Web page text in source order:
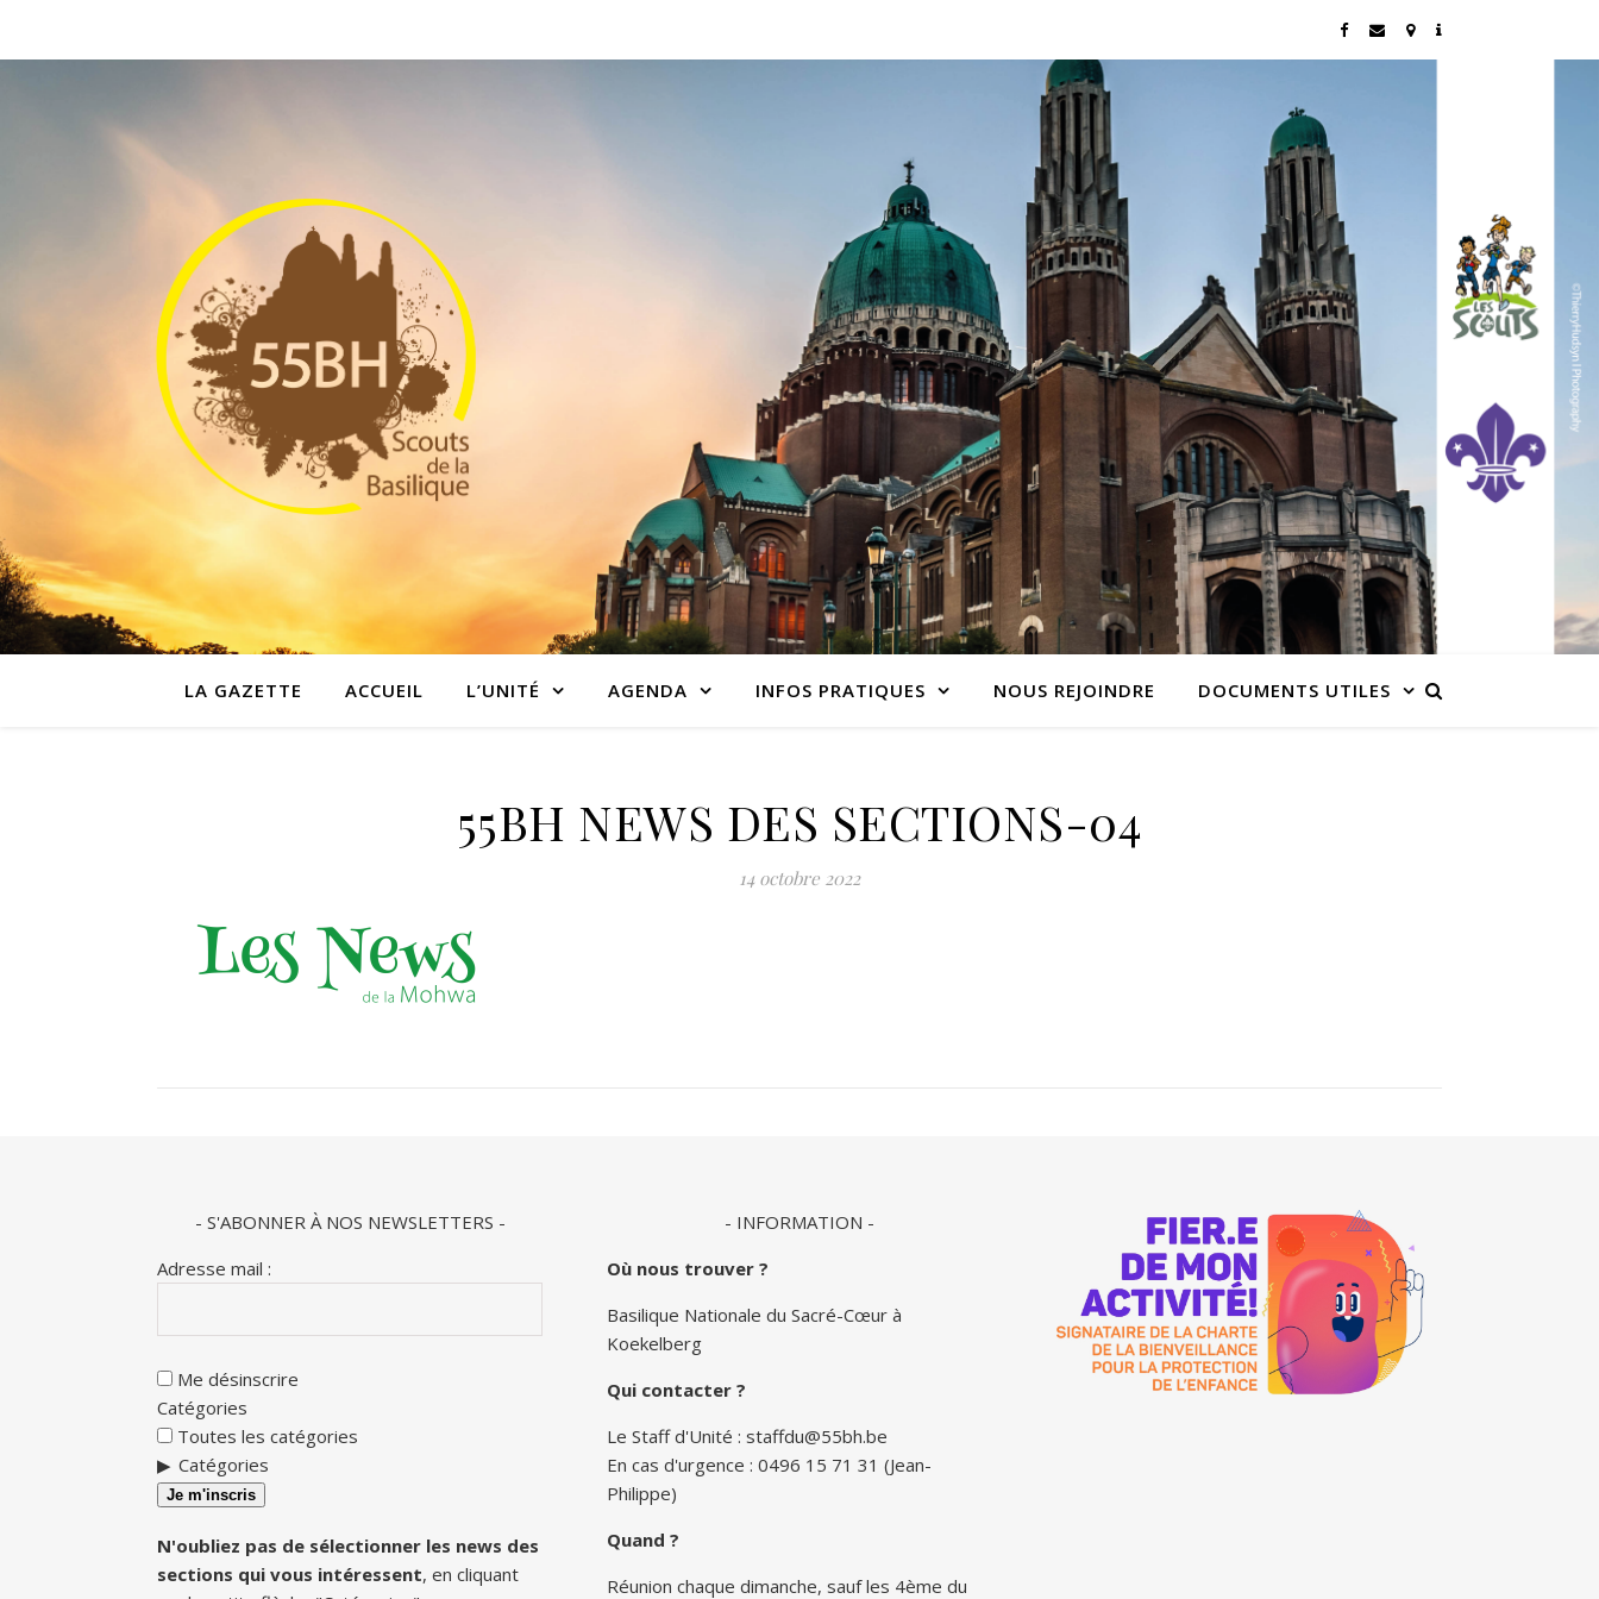
LA GAZETTE ACCUEIL L’UNITÉ AGENDA INFOS PRATIQUES NOUS REJOINDRE DOCUMENTS UTILES
55BH NEWS DES SECTIONS-04
14 octobre 2022
- S'ABONNER À NOS NEWSLETTERS -
Adresse mail :
Me désinscrire
Catégories
Toutes les catégories
Catégories
Je m'inscris
N'oubliez pas de sélectionner les news des
sections qui vous intéressent, en cliquant
- INFORMATION -
Où nous trouver ?
Basilique Nationale du Sacré-Cœur à
Koekelberg
Qui contacter ?
Le Staff d'Unité : staffdu@55bh.be
En cas d'urgence : 0496 15 71 31 (Jean-
Philippe)
Quand ?
Réunion chaque dimanche, sauf les 4ème du